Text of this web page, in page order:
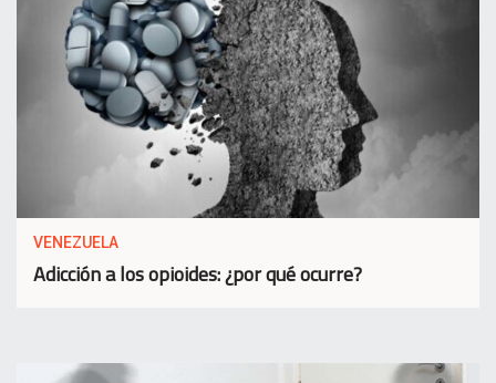
VENEZUELA
Adicción a los opioides: ¿por qué ocurre?